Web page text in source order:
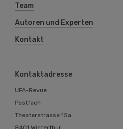
Team
Autoren und Experten
Kontakt
Kontaktadresse
UFA-Revue
Postfach
Theaterstrasse 15a
8401 Winterthur